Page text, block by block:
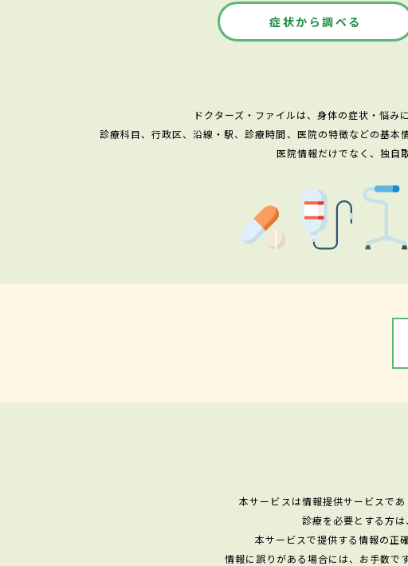
症状から調べる
ドクターズ・ファイルは、身体の症状・悩み
診療科目、行政区、沿線・駅、診療時間、医院の特徴などの基本
医院情報だけでなく、独自
本サービスは情報提供サービスで
診療を必要とする方
本サービスで提供する情報の正
情報に誤りがある場合には、お手数で